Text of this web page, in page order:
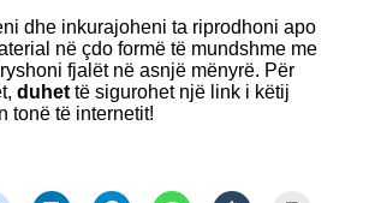
dhe inkurajoheni ta riprodhoni apo
në çdo formë të mundshme me
fjalët në asnjë mënyrë. Për
duhet të sigurohet një link i këtij
tonë të internetit!